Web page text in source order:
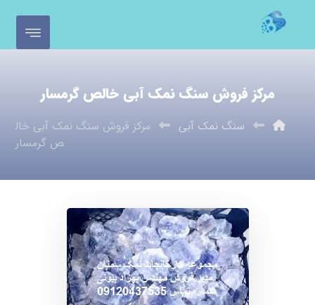
مرکز فروش سنگ نمک آبی خالص گرمسار
سنگ نمک آبی
مرکز فروش سنگ نمک آبی خال
ص گرمسار